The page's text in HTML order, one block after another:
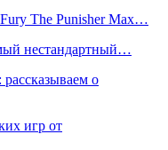
The Punisher Max…
нестандартный…
о
игр от